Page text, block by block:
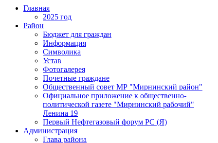
Главная
2025 год
Район
Бюджет для граждан
Информация
Символика
Устав
Фотогалерея
Почетные граждане
Общественный совет МР "Мирнинский район"
Официальное приложение к общественно-
политической газете "Мирнинский рабочий"
Ленина 19
Первый Нефтегазовый форум РС (Я)
Администрация
Глава района